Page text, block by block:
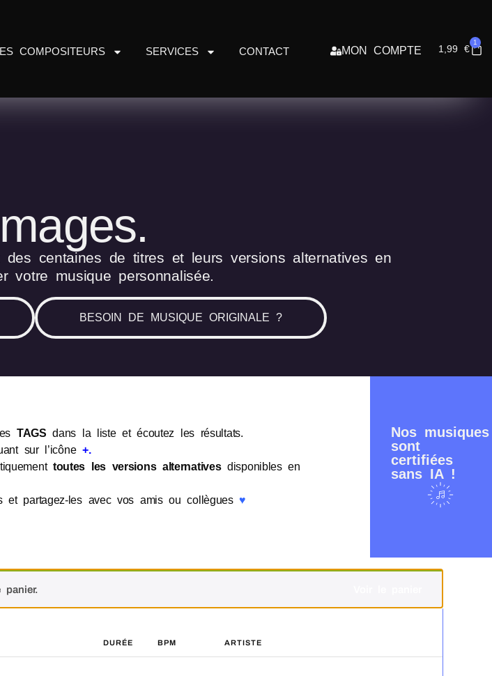
COMPOSITEURS SERVICES CONTACT MON COMPTE 1,99 €
1
centaines de titres et leurs versions alternatives en
votre musique personnalisée.
BESOIN DE MUSIQUE ORIGINALE ?
TAGS dans la liste et écoutez les résultats.
sur l’icône +.
toutes les versions alternativesdisponibles en
et partagez-les avec vos amis ou collègues♥
Nos musiques
sont
certifiées
sans IA !
DURÉE BPM ARTISTE